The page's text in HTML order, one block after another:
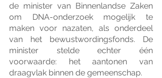
de minister van Binnenlandse Zaken
om DNA-onderzoek mogelijk te
maken voor nazaten, als onderdeel
van het bewustwordingsfonds. De
minister stelde echter één
voorwaarde: het aantonen van
draagvlak binnen de gemeenschap.